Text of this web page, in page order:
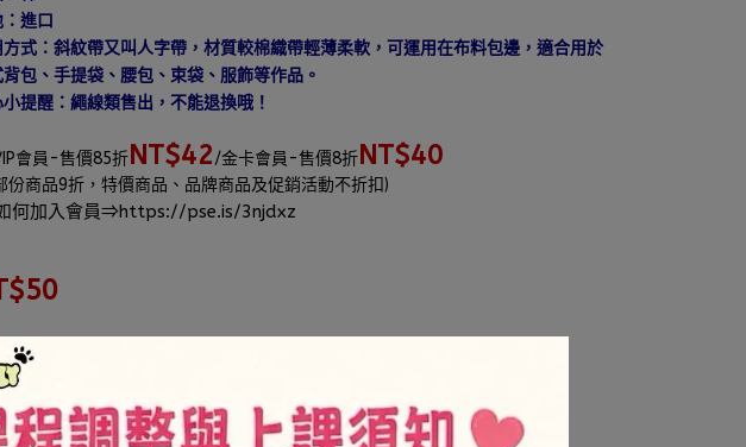
：進口
方式：斜紋帶又叫人字帶，材質較棉織帶輕薄柔軟，可運用在布料包邊，適合用於
包、手提袋、腰包、束袋、服飾等作品。
小提醒：繩線類售出，不能退換哦！
會員-售價85折 NT$42/金卡會員-售價8折 NT$40
份商品9折，特價商品、品牌商品及促銷活動不折扣)
何加入會員⇒https://pse.is/3njdxz
編號:
況: